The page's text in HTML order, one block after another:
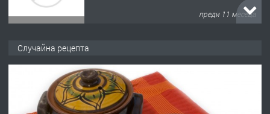
преди 11 месеца
Случайна рецепта